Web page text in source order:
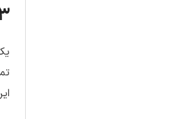
۳. بهینه‌سازی دکمه تماس